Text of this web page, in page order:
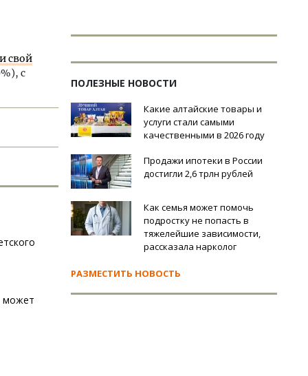
свой
с
может
ПОЛЕЗНЫЕ НОВОСТИ
Какие алтайские товары и
услуги стали самыми
качественными в 2026 году
Продажи ипотеки в России
достигли 2,6 трлн рублей
Как семья может помочь
подростку не попасть в
тяжелейшие зависимости,
рассказала нарколог
РАЗМЕСТИТЬ НОВОСТЬ